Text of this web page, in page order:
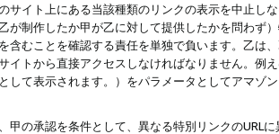
サイト上にある当該種類のリンクの表示を中止し
が制作したか甲が乙に対して提供したかを問わず
含むことを確認する責任を単独で負います。乙は
イトから直接アクセスしなければなりません。例
して表示されます。）をパラメータとしてアマゾ
甲の承認を条件として、異なる特別リンクのURL